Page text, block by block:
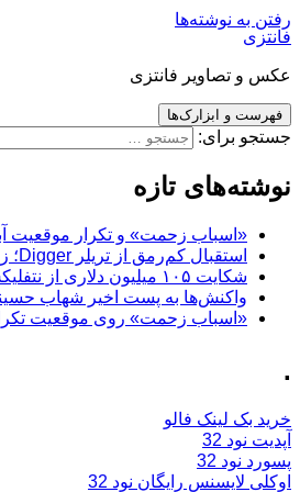
رفتن به نوشته‌ها
فانتزی
عکس و تصاویر فانتزی
فهرست و ابزارک‌ها
جستجو برای:
نوشته‌های تازه
«اسباب زحمت» و تکرار موقعیت آبروداری
استقبال کم‌رمق از تریلر Digger؛ زنگ خطر برای فیلم جدید تام کروز و برادران وارنر
شکایت ۱۰۵ میلیون دلاری از نتفلیکس؛ هارددیسک حاوی فیلم جدید نیکلاس کیج به سرقت رفت
واکنش‌ها به پست اخیر شهاب
«اسباب زحمت» روی موقعیت تکراری
.
خرید بک لینک فالو
آپدیت نود 32
پسورد نود 32
اوکلی لایسنس رایگان نود 32